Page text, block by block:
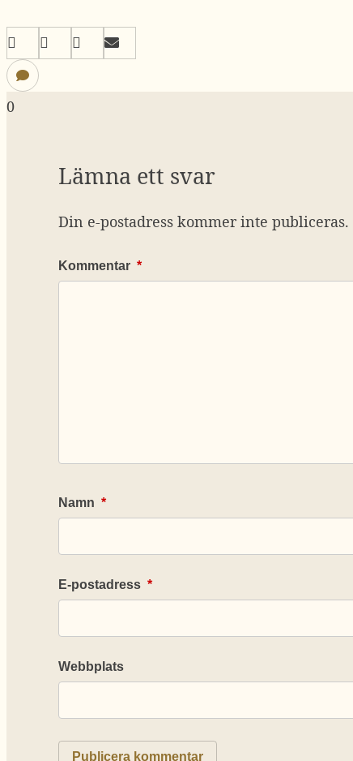
0
Lämna ett svar
Din e-postadress kommer inte publiceras.
Kommentar *
Namn *
E-postadress *
Webbplats